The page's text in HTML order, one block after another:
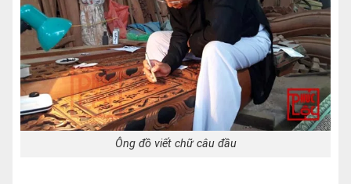
Ông đồ viết chữ câu đầu